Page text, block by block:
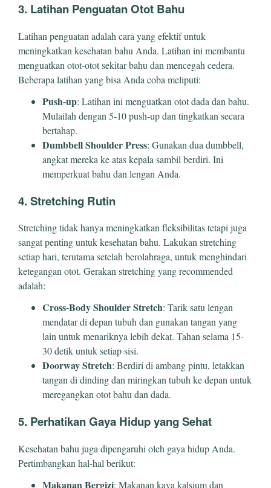
3. Latihan Penguatan Otot Bahu
Latihan penguatan adalah cara yang efektif untuk
meningkatkan kesehatan bahu Anda. Latihan ini membantu
menguatkan otot-otot sekitar bahu dan mencegah cedera.
Beberapa latihan yang bisa Anda coba meliputi:
Push-up: Latihan ini menguatkan otot dada dan bahu.
Mulailah dengan 5-10 push-up dan tingkatkan secara
bertahap.
Dumbbell Shoulder Press: Gunakan dua dumbbell,
angkat mereka ke atas kepala sambil berdiri. Ini
memperkuat bahu dan lengan Anda.
4. Stretching Rutin
Stretching tidak hanya meningkatkan fleksibilitas tetapi juga
sangat penting untuk kesehatan bahu. Lakukan stretching
setiap hari, terutama setelah berolahraga, untuk menghindari
ketegangan otot. Gerakan stretching yang recommended
adalah:
Cross-Body Shoulder Stretch: Tarik satu lengan
mendatar di depan tubuh dan gunakan tangan yang
lain untuk menariknya lebih dekat. Tahan selama 15-
30 detik untuk setiap sisi.
Doorway Stretch: Berdiri di ambang pintu, letakkan
tangan di dinding dan miringkan tubuh ke depan untuk
meregangkan otot bahu dan dada.
5. Perhatikan Gaya Hidup yang Sehat
Kesehatan bahu juga dipengaruhi oleh gaya hidup Anda.
Pertimbangkan hal-hal berikut:
Makanan Bergizi: Makanan kaya kalsium dan